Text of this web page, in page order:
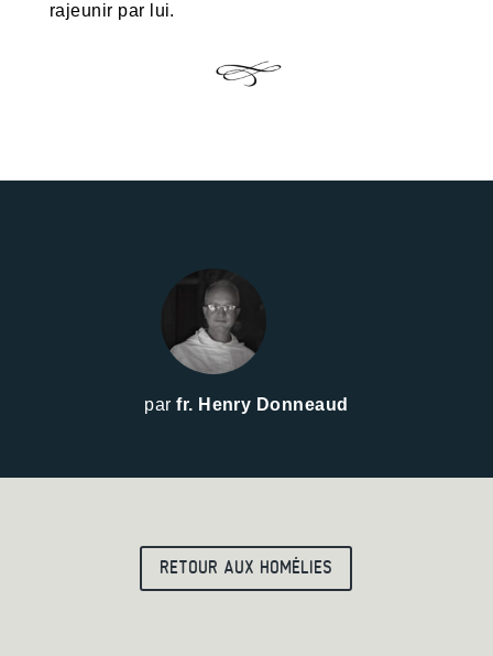
rajeunir par lui.
parfr. Henry Donneaud
RETOUR AUX HOMÉLIES